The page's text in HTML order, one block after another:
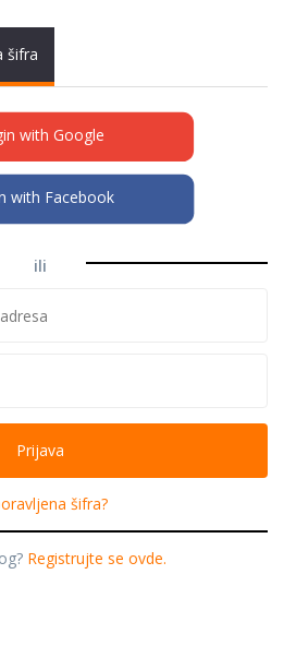
šifra
with Google
with Facebook
ili
šifra?
Registrujte se ovde.